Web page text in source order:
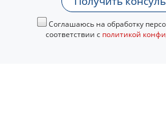
Соглашаюсь на обработку
соответствии с политикой